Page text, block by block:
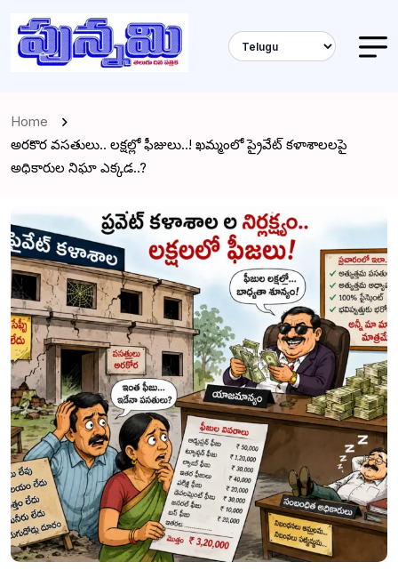
Home
అరకొర వసతులు.. లక్షల్లో ఫీజులు..! ఖమ్మంలో ప్రైవేట్ కళాశాలలపై
అధికారుల నిఘా ఎక్కడ..?